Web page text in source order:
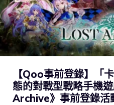
【Qoo事前登錄】「
態的對戰型戰略手機
Archive》事前登錄活